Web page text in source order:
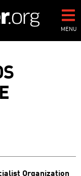
MENU
Organization